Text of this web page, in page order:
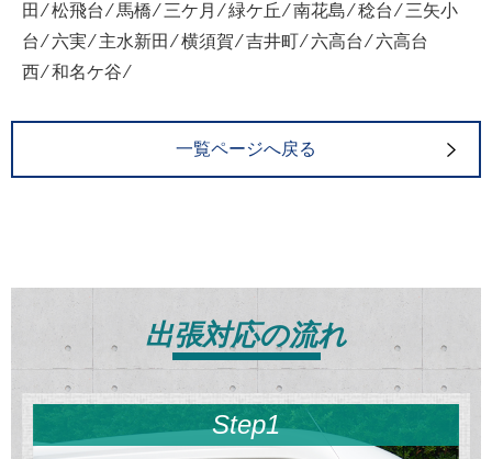
田 ⁄ 松飛台 ⁄ 馬橋 ⁄ 三ケ月 ⁄ 緑ケ丘 ⁄ 南花島 ⁄ 稔台 ⁄ 三矢小
台 ⁄ 六実 ⁄ 主水新田 ⁄ 横須賀 ⁄ 吉井町 ⁄ 六高台 ⁄ 六高台
西 ⁄ 和名ケ谷 ⁄
一覧ページへ戻る
出張対応の流れ
Step1